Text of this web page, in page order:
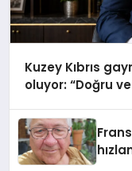
Kuzey Kıbrıs
oluyor: “Doğru